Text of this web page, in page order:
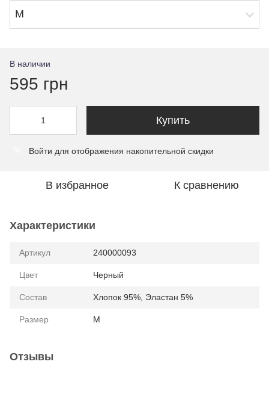
M
В наличии
595 грн
Купить
Войти для отображения накопительной скидки
В избранное К сравнению
Характеристики
Артикул 240000093
Цвет Черный
Состав Хлопок 95%, Эластан 5%
Размер M
Отзывы